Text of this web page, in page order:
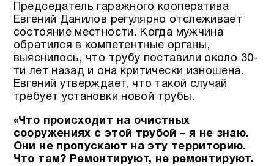
Председатель гаражного кооператива
Евгений Данилов регулярно отслеживает
состояние местности. Когда мужчина
обратился в компетентные органы,
выяснилось, что трубу поставили около 30-
ти лет назад и она критически изношена.
Евгений утверждает, что такой случай
требует установки новой трубы.
«Что происходит на очистных
сооружениях с этой трубой – я не знаю.
Они не пропускают на эту территорию.
Что там? Ремонтируют, не ремонтируют.